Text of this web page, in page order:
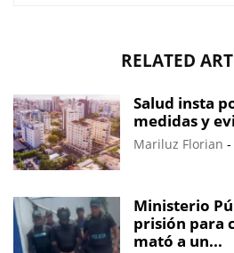
RELATED
Salud insta
medidas y
Mariluz Florian -
Ministerio
prisión para
mató a un...